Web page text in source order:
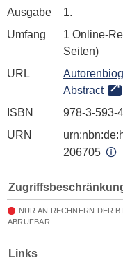
Ausgabe
1.
Umfang
1 Online-
Seiten)
URL
Abstract
ISBN
978-3-593-
URN
206705
NUR AN RECHNERN DER
ABRUFBAR
Links